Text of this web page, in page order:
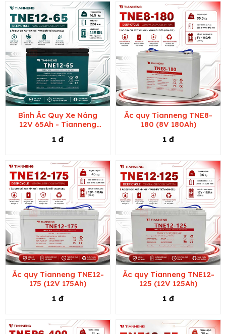
Bình Ắc Quy Xe Nâng
12V 65Ah - Tianneng
1 đ
Ắc quy Tianneng TNE8-
180 (8V 180Ah)
1 đ
Ắc quy Tianneng TNE12-
175 (12V 175Ah)
1 đ
Ắc quy Tianneng TNE12-
125 (12V 125Ah)
1 đ